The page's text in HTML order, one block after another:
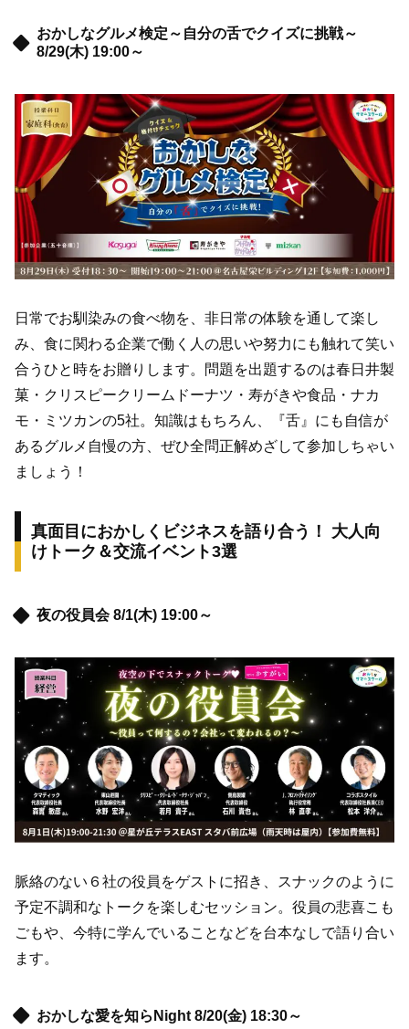
おかしなグルメ検定～自分の舌でクイズに挑戦～
8/29(木) 19:00～
日常でお馴染みの食べ物を、非日常の体験を通して楽し
み、食に関わる企業で働く人の思いや努力にも触れて笑い
合うひと時をお贈りします。問題を出題するのは春日井製
菓・クリスピークリームドーナツ・寿がきや食品・ナカ
モ・ミツカンの5社。知識はもちろん、『舌』にも自信が
あるグルメ自慢の方、ぜひ全問正解めざして参加しちゃい
ましょう！
真面目におかしくビジネスを語り合う！ 大人向
けトーク＆交流イベント3選
夜の役員会 8/1(木) 19:00～
脈絡のない６社の役員をゲストに招き、スナックのように
予定不調和なトークを楽しむセッション。役員の悲喜こも
ごもや、今特に学んでいることなどを台本なしで語り合い
ます。
おかしな愛を知らNight 8/20(金) 18:30～